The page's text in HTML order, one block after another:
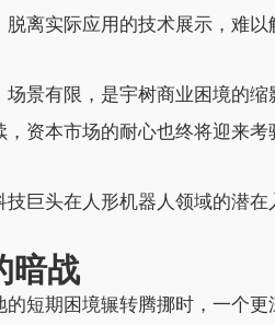
离实际应用的技术展示，难
景有限，是宇树商业困境的
，资本市场的耐心也终将迎来考
技巨头在人形机器人领域的潜
暗战
的短期困境辗转腾挪时，一个